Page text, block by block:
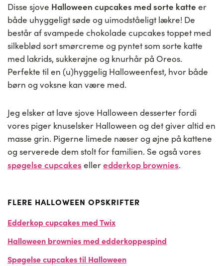
Disse sjove Halloween cupcakes med sorte katte er
både uhyggeligt søde og uimodståeligt lækre! De
består af svampede chokolade cupcakes toppet med
silkeblød sort smørcreme og pyntet som sorte katte
med lakrids, sukkerøjne og knurhår på Oreos.
Perfekte til en (u)hyggelig Halloweenfest, hvor både
børn og voksne kan være med.
Jeg elsker at lave sjove Halloween desserter fordi
vores piger knuselsker Halloween og det giver altid en
masse grin. Pigerne limede næser og øjne på kattene
og serverede dem stolt for familien. Se også vores
spøgelse cupcakes elleredderkop brownies.
FLERE HALLOWEEN OPSKRIFTER
Edderkop cupcakes med Twix
Halloween brownies med edderkoppespind
Spøgelse cupcakes til Halloween